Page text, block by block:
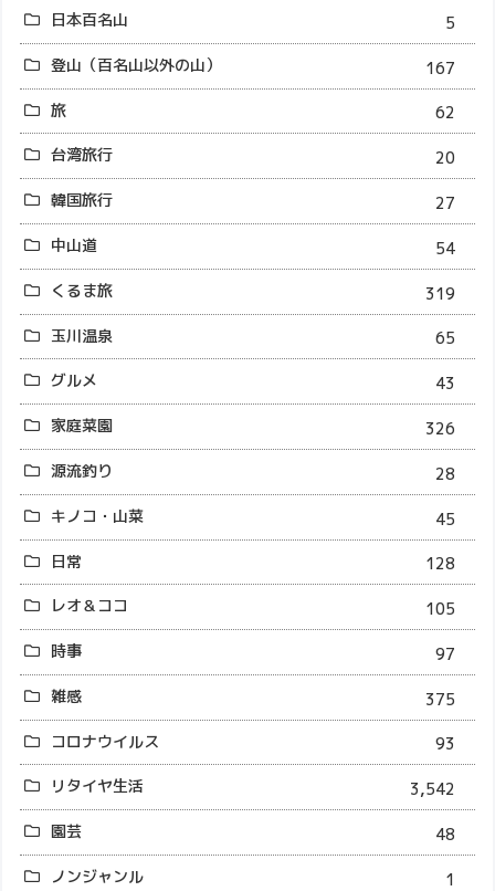
日本百名山
5
登山（百名山以外の山）
167
旅
62
台湾旅行
20
韓国旅行
27
中山道
54
くるま旅
319
玉川温泉
65
グルメ
43
家庭菜園
326
源流釣り
28
キノコ・山菜
45
日常
128
レオ＆ココ
105
時事
97
雑感
375
コロナウイルス
93
リタイヤ生活
3,542
園芸
48
ノンジャンル
1